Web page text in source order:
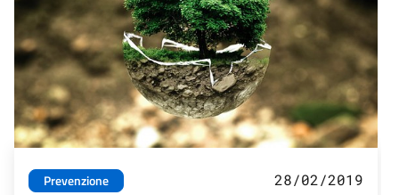
Prevenzione
28/02/2019